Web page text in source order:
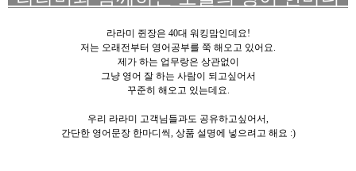
라라미 쥔장은 40대 워킹맘인데요!
저는 오래전부터 영어공부를 쭉 해오고 있어요.
제가 하는 업무랑은 상관없이
그냥 영어 잘 하는 사람이 되고싶어서
꾸준히 해오고 있는데요.
우리 라라미 고객님들과도 공유하고싶어서,
간단한 영어문장 한마디씩, 상품 설명에 넣으려고 해요 :)